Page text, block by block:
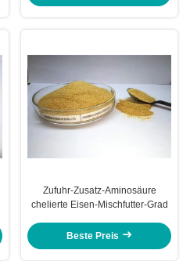
Zufuhr-Zusatz-Aminosäure
chelierte Eisen-Mischfutter-Grad
Beste Preis